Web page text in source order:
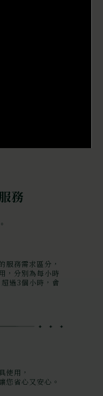
務
服務需求區分，
，分別為每小時
過3個小時，會
使用，
您省心又安心。